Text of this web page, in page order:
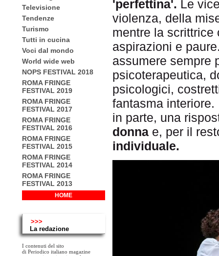
Televisione
Tendenze
Turismo
Tutti in cucina
Voci dal mondo
World wide web
NOPS FESTIVAL 2018
ROMA FRINGE
FESTIVAL 2019
ROMA FRINGE
FESTIVAL 2017
ROMA FRINGE
FESTIVAL 2016
ROMA FRINGE
FESTIVAL 2015
ROMA FRINGE
FESTIVAL 2014
ROMA FRINGE
FESTIVAL 2013
HOME
>>>
La redazione
I contenuti del sito
di Periodico italiano magazine
'perfettina'. Le
violenza, della
mentre la scrittrice
aspirazioni e
assumere sempre
psicoterapeutica,
psicologici,
fantasma
in parte, una
donna e, per il
individuale.